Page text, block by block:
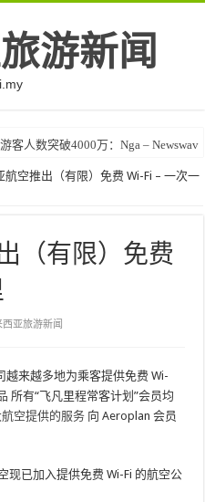
游新闻
客人数突破4000万：Nga – Newswav
航空推出（有限）免费 Wi-Fi – 一次一
（有限）免费
西亚旅游新闻
来越多地为乘客提供免费 Wi-
所有“飞凡里程常客计划”会员均
空提供的服务 向 Aeroplan 会员
现已加入提供免费 Wi-Fi 的航空公